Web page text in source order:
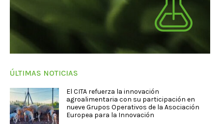
ÚLTIMAS NOTICIAS
El CITA refuerza la innovación
agroalimentaria con su participación en
nueve Grupos Operativos de la Asociación
Europea para la Innovación